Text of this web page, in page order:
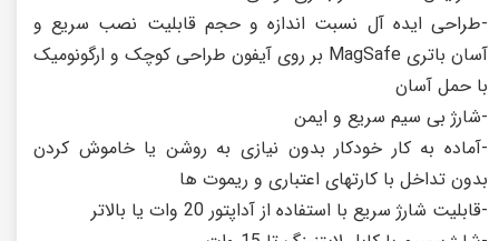
-طراحی ایده آل نسبت اندازه و حجم قابلیت نصب سریع و
آسان باتری MagSafe بر روی آیفون طراحی کوچک و ارگونومیک
با حمل آسان
-شارژ بی سیم سریع و ایمن
-آماده به کار خودکار بدون نیازی به روشن یا خاموش کردن
بدون تداخل با کارتهای اعتباری و ریموت ها
-قابلیت شارژ سریع با استفاده از آداپتور 20 وات یا بالاتر